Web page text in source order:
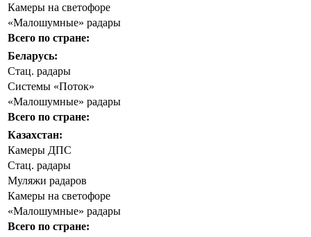
Камеры на светофоре
«Малошумные» радары
Всего по стране:
Беларусь:
Стац. радары
Системы «Поток»
«Малошумные» радары
Всего по стране:
Казахстан:
Камеры ДПС
Стац. радары
Муляжи радаров
Камеры на светофоре
«Малошумные» радары
Всего по стране: